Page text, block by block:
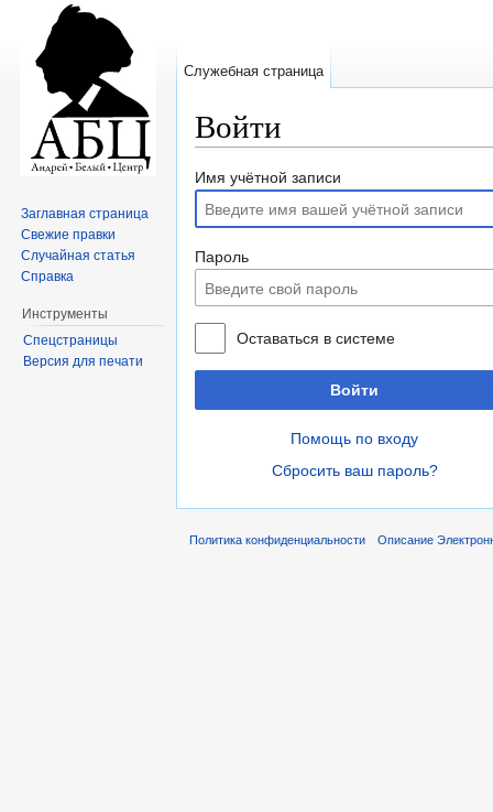
Войти
Имя учётной записи
Пароль
Оставаться в системе
Войти
Помощь по входу
Сбросить ваш пароль?
Служебная страница
Заглавная страница
Свежие правки
Случайная статья
Справка
Инструменты
Спецстраницы
Версия для печати
Политика конфиденциальности Описание